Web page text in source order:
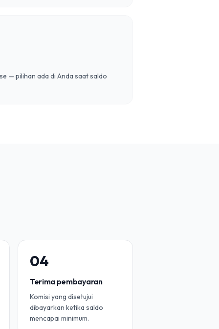
— pilihan ada di Anda saat saldo
04
Terima pembayaran
Komisi yang disetujui
dibayarkan ketika saldo
mencapai minimum.